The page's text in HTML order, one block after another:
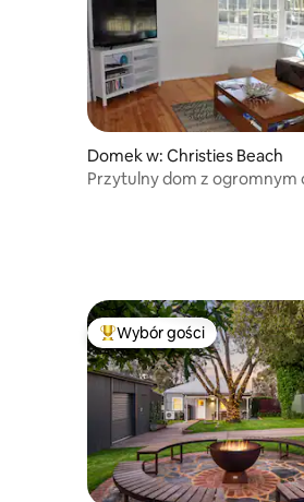
Domek w: Christies Beach
Przytulny dom z ogromnym
Najpopularniejsze z
Wybór gości